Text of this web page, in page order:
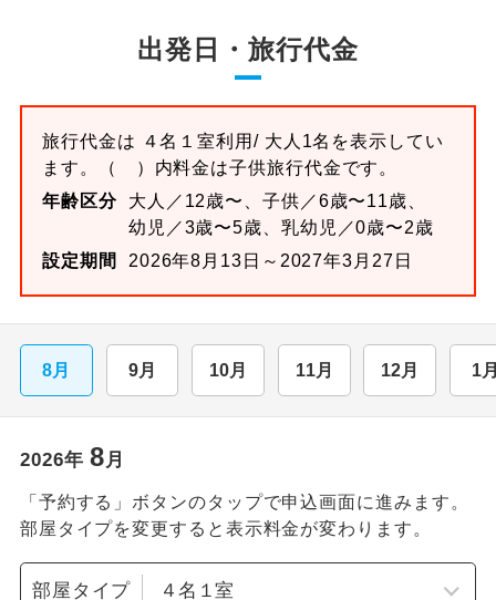
出発日・旅行代金
旅行代金は ４名１室利用/ 大人1名を表示してい
ます。
（ ）内料金は子供旅行代金です。
年齢区分
大人／12歳〜、子供／6歳〜11歳、
幼児／3歳〜5歳、乳幼児／0歳〜2歳
設定期間
2026年8月13日～2027年3月27日
8月 9月 10月 11月 12月 1
2026年 8月
「予約する」ボタンのタップで申込画面に進みます。
部屋タイプを変更すると表示料金が変わります。
部屋タイプ